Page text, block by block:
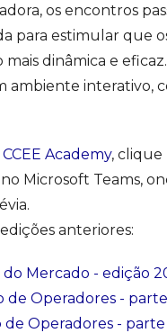
os encontros
para estimular que
dinâmica e eficaz.
ambiente interativo,
Academy, clique
Microsoft Teams,
anteriores:
Mercado - edição
de Operadores - parte
Operadores - parte